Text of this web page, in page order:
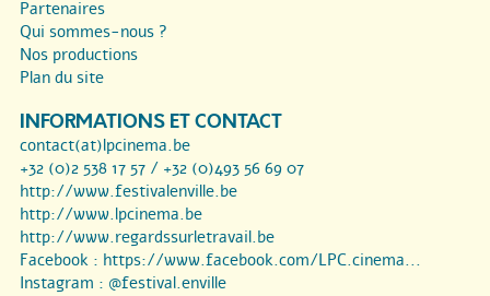
Partenaires
Qui sommes-nous ?
Nos productions
Plan du site
INFORMATIONS ET CONTACT
contact(at)lpcinema.be
+32 (0)2 538 17 57 / +32 (0)493 56 69 07
http://www.festivalenville.be
http://www.lpcinema.be
http://www.regardssurletravail.be
Facebook : https://www.facebook.com/LPC.cinema...
Instagram : @festival.enville